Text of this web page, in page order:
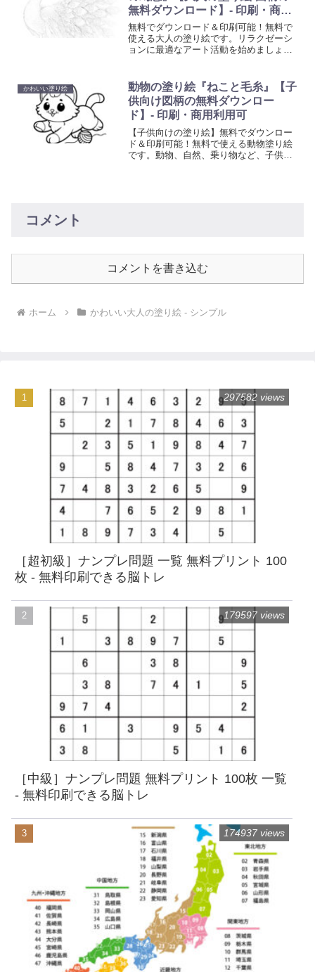
無料ダウンロード】- 印刷・商用
利用可
無料でダウンロード＆印刷可能！無料で
使える大人の塗り絵です。リラクゼーシ
ョンに最適なアート活動を始めましょ
を。
かわいい塗り絵
動物の塗り絵『ねこと毛糸』【子
供向け図柄の無料ダウンロー
ド】- 印刷・商用利用可
【子供向けの塗り絵】無料でダウンロー
ド＆印刷可能！無料で使える動物塗り絵
です。動物、自然、乗り物など、子供た
コメント
コメントを書き込む
ホーム かわいい大人の塗り絵 - シンプル
［超初級］ナンプレ問題 一覧 無料プリント 100
枚 - 無料印刷できる脳トレ
297582 views
［中級］ナンプレ問題 無料プリント 100枚 一覧
- 無料印刷できる脳トレ
179597 views
174937 views